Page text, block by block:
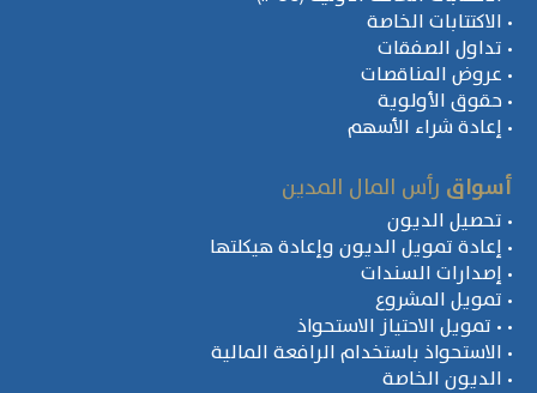
• الاكتتابات الخاصة
• تداول الصفقات
• عروض المناقصات
• حقوق الأولوية
‎•‎ إعادة شراء الأسهم
أسواق
• تحصيل الديون
• إعادة تمويل الديون وإعادة هيكلتها
• إصدارات السندات
• تمويل المشروع
• ‎•‎ تمويل الاحتياز الاستحواذ
• الاستحواذ باستخدام الرافعة المالية
• الديون الخاصة